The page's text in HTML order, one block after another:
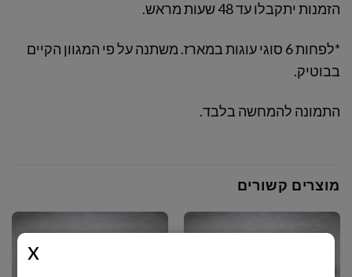
הזמנות יתקבלו עד 48 שעות מראש.
*לפחות 6 סוגי עוגות במארז. משתנה על פי המגוון הקיים
בבוטיק.
התמונה להמחשה בלבד.
מוצרים קשורים